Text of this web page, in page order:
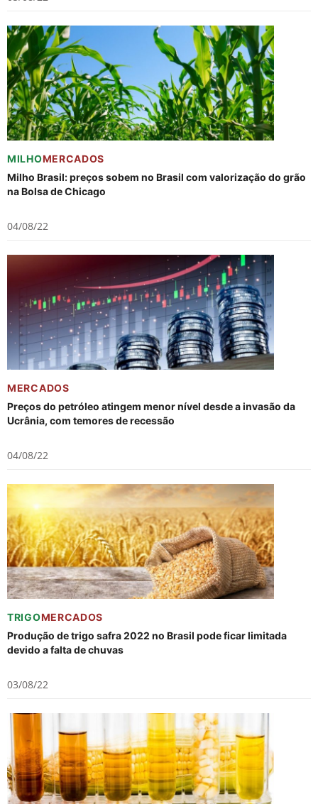
MILHOMERCADOS
Milho Brasil: preços sobem no Brasil com valorização do grão
na Bolsa de Chicago
04/08/22
MERCADOS
Preços do petróleo atingem menor nível desde a invasão da
Ucrânia, com temores de recessão
04/08/22
TRIGOMERCADOS
Produção de trigo safra 2022 no Brasil pode ficar limitada
devido a falta de chuvas
03/08/22